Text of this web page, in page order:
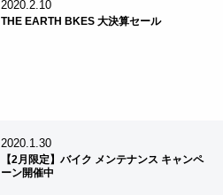
2020.2.10
THE EARTH BKES 大決算セール
2020.1.30
【2月限定】バイク メンテナンス キャンペ
ーン開催中